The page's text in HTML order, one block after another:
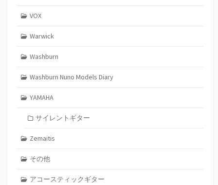
VOX
Warwick
Washburn
Washburn Nuno Models Diary
YAMAHA
サイレントギター
Zemaitis
その他
アコースティックギター